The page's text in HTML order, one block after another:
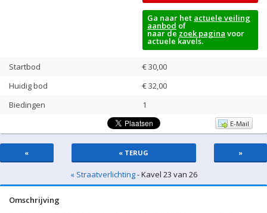
Ga naar het actuele veiling
aanbod of
naar de zoek pagina voor
actuele kavels.
Startbod
€ 30,00
Huidig bod
€32,00
Biedingen
1
E-Mail
« « TERUG »
« Straatverlichting- Kavel 23 van 26
Omschrijving